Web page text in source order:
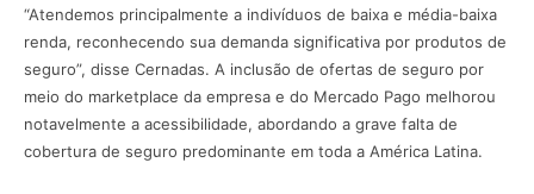
“Atendemos principalmente a indivíduos de baixa e média-baixa
renda, reconhecendo sua demanda significativa por produtos de
seguro”, disse Cernadas. A inclusão de ofertas de seguro por
meio do marketplace da empresa e do Mercado Pago melhorou
notavelmente a acessibilidade, abordando a grave falta de
cobertura de seguro predominante em toda a América Latina.